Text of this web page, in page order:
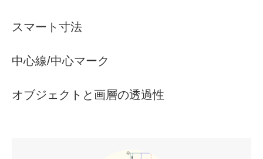
スマート寸法
中心線/中心マーク
オブジェクトと画層の透過性